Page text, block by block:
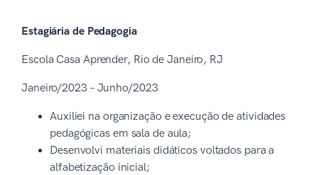
Estagiária de Pedagogia
Escola Casa Aprender, Rio de Janeiro, RJ
Janeiro/2023 – Junho/2023
Auxiliei na organização e execução de atividades
pedagógicas em sala de aula;
Desenvolvi materiais didáticos voltados para a
alfabetização inicial;